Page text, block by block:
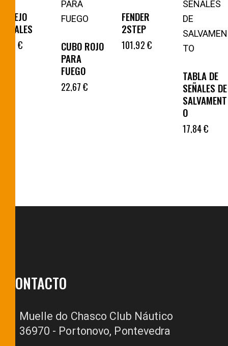
ESPEJO
SEÑALES
€
CUBO ROJO
PARA
FUEGO
22,67€
FENDER
2STEP
101,92€
TABLA DE
SEÑALES DE
SALVAMENT
O
17,84€
CONTACTO
Muelle do Chasco Club Náutico
36970 - Portonovo, Pontevedra